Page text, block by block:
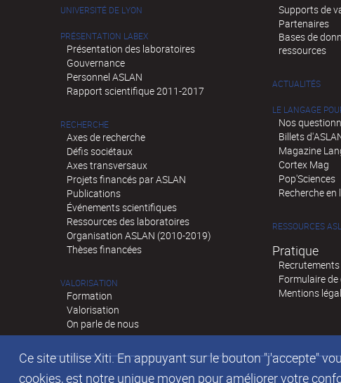
Ce site utilise Xiti. En appuyant sur le bouton "j'accepte"
cookies, est notre unique moyen pour améliorer votre
UNIVERSITÉ DE LYON
PRÉSENTATION LABEX
Présentation des laboratoires
Gouvernance
Personnel ASLAN
Rapport scientifique 2011-2017
RECHERCHE
Axes de recherche
Défis sociétaux
Axes transversaux
Projets financés par ASLAN
Publications
Événements scientifiques
Ressources des laboratoires
Organisation ASLAN (2010-2019)
Thèses financées
VALORISATION
Formation
Valorisation
On parle de nous
Supports de
Partenaires
Bases de
ressources
ACTUALITÉS
LE LANGAGE
Nos
Billets
Magazine
Cortex Mag
Pop'Sciences
Recherche
RESSOURCES
Pratique
Recrutements
Formulaire
Mentions